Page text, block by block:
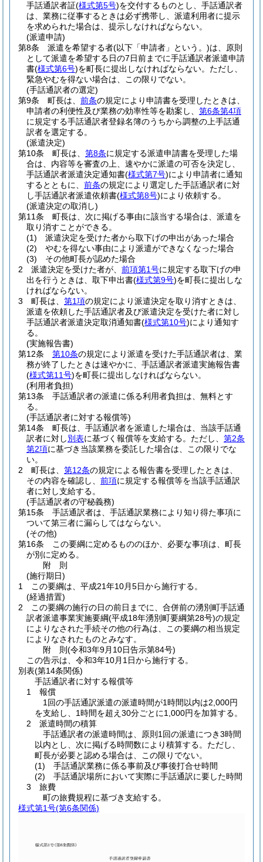
手話通訳者証(様式第5号)を交付するものとし、手話通訳者
は、業務に従事するときは必ず携帯し、派遣利用者に提示
を求められた場合は、提示しなければならない。
(派遣申請)
第8条
派遣を希望する者(以下「申請者」という。)は、原則
として派遣を希望する日の7日前までに手話通訳者派遣申請
書(様式第6号)を町長に提出しなければならない。 ただし、
緊急やむを得ない場合は、この限りでない。
(手話通訳者の選定)
第9条
町長は、 前条の規定により申請書を受理したときは、
申請者の利便性及び業務の効率性等を勘案し、 第6条第4項
に規定する手話通訳者登録名簿のうちから調整の上手話通
訳者を選定する。
(派遣決定)
第10条
町長は、 第8条に規定する派遣申請書を受理した場
合は、内容等を審査の上、速やかに派遣の可否を決定し、
手話通訳者派遣決定通知書(様式第7号)により申請者に通知
するとともに、 前条の規定により選定した手話通訳者に対
し手話通訳者派遣依頼書(様式第8号)により依頼する。
(派遣決定の取消し)
第11条
町長は、次に掲げる事由に該当する場合は、派遣を
取り消すことができる。
(1)
派遣決定を受けた者から取下げの申出があった場合
(2)
やむを得ない事由により派遣ができなくなった場合
(3)
その他町長が認めた場合
2
派遣決定を受けた者が、 前項第1号に規定する取下げの申
出を行うときは、取下申出書(様式第9号)を町長に提出しな
ければならない。
3
町長は、 第1項の規定により派遣決定を取り消すときは、
派遣を依頼した手話通訳者及び派遣決定を受けた者に対し
手話通訳者派遣決定取消通知書(様式第10号)により通知す
る。
(実施報告書)
第12条
第10条の規定により派遣を受けた手話通訳者は、業
務が終了したときは速やかに、手話通訳者派遣実施報告書
(様式第11号)を町長に提出しなければならない。
(利用者負担)
第13条
手話通訳者の派遣に係る利用者負担は、無料とす
る。
(手話通訳者に対する報償等)
第14条
町長は、手話通訳者を派遣した場合は、当該手話通
訳者に対し別表に基づく報償等を支給する。 ただし、 第2条
第2項に基づき当該業務を委託した場合は、この限りでな
い。
2
町長は、 第12条の規定による報告書を受理したときは、
その内容を確認し、 前項に規定する報償等を当該手話通訳
者に対し支給する。
(手話通訳者の守秘義務)
第15条
手話通訳者は、手話通訳業務により知り得た事項に
ついて第三者に漏らしてはならない。
(その他)
第16条
この要綱に定めるもののほか、必要な事項は、町長
が別に定める。
附 則
(施行期日)
1
この要綱は、平成21年10月5日から施行する。
(経過措置)
2
この要綱の施行の日の前日までに、合併前の湧別町手話通
訳者派遣事業実施要綱(平成18年湧別町要綱第28号)の規定
によりなされた手続その他の行為は、この要綱の相当規定
によりなされたものとみなす。
附 則(令和3年9月10日告示第84号)
この告示は、令和3年10月1日から施行する。
別表(第14条関係)
手話通訳者に対する報償等
1 報償
1回の手話通訳派遣の派遣時間が1時間以内は2,000円
を支給し、1時間を超え30分ごとに1,000円を加算する。
2 派遣時間の積算
手話通訳者の派遣時間は、原則1回の派遣につき3時間
以内とし、次に掲げる時間数により積算する。ただし、
町長が必要と認める場合は、この限りでない。
(1) 手話通訳業務に係る事前及び事後打合せ時間
(2) 手話通訳場所において実際に手話通訳に要した時間
3 旅費
町の旅費規程に基づき支給する。
様式第1号(第6条関係)